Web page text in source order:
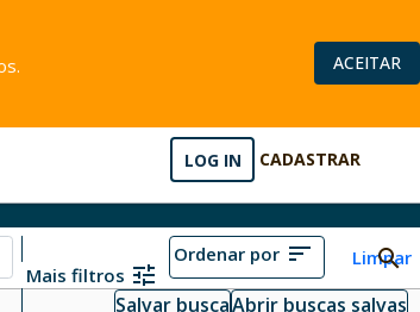
ACEITAR
LOG IN CADASTRAR
Mais filtros
Ordenar por Limpar
Salvar buscaAbrir buscas salvas